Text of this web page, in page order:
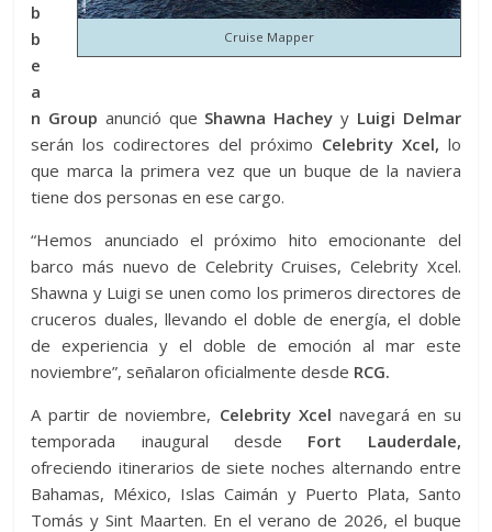
Cruise Mapper
b
b
e
a
n Group anunció que Shawna Hachey y Luigi Delmar
serán los codirectores del próximo Celebrity Xcel, lo
que marca la primera vez que un buque de la naviera
tiene dos personas en ese cargo.
“Hemos anunciado el próximo hito emocionante del
barco más nuevo de Celebrity Cruises, Celebrity Xcel.
Shawna y Luigi se unen como los primeros directores de
cruceros duales, llevando el doble de energía, el doble
de experiencia y el doble de emoción al mar este
noviembre”, señalaron oficialmente desde RCG.
A partir de noviembre, Celebrity Xcel navegará en su
temporada inaugural desde Fort Lauderdale,
ofreciendo itinerarios de siete noches alternando entre
Bahamas, México, Islas Caimán y Puerto Plata, Santo
Tomás y Sint Maarten. En el verano de 2026, el buque